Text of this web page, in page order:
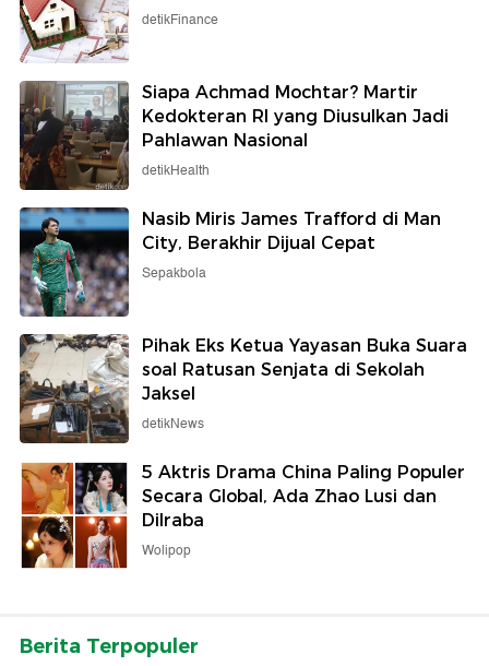
detikFinance
Siapa Achmad Mochtar? Martir
Kedokteran RI yang Diusulkan Jadi
Pahlawan Nasional
detikHealth
Nasib Miris James Trafford di Man
City, Berakhir Dijual Cepat
Sepakbola
Pihak Eks Ketua Yayasan Buka Suara
soal Ratusan Senjata di Sekolah
Jaksel
detikNews
5 Aktris Drama China Paling Populer
Secara Global, Ada Zhao Lusi dan
Dilraba
Wolipop
Berita Terpopuler